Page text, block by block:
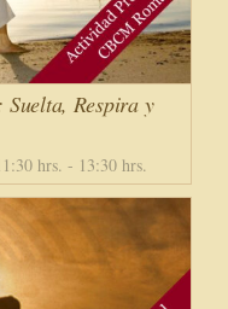
Suelta, Respira y
hrs. - 13:30 hrs.